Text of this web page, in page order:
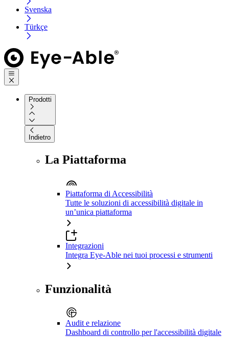
Svenska
Türkçe
Prodotti
Indietro
La Piattaforma
Piattaforma di Accessibilità
Tutte le soluzioni di accessibilità digitale in
un’unica piattaforma
Integrazioni
Integra Eye-Able nei tuoi processi e strumenti
Funzionalità
Audit e relazione
Dashboard di controllo per l'accessibilità digitale